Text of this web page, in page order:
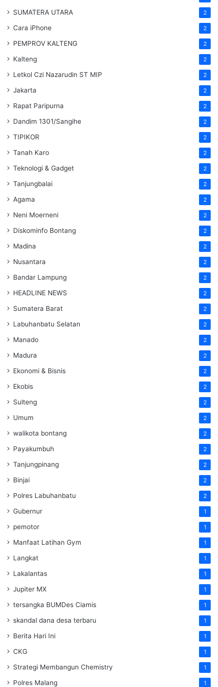
SUMATERA UTARA 2
Cara iPhone 2
PEMPROV KALTENG 2
Kalteng 2
Letkol Czi Nazarudin ST MIP 2
Jakarta 2
Rapat Paripurna 2
Dandim 1301/Sangihe 2
TIPIKOR 2
Tanah Karo 2
Teknologi & Gadget 2
Tanjungbalai 2
Agama 2
Neni Moerneni 2
Diskominfo Bontang 2
Madina 2
Nusantara 2
Bandar Lampung 2
HEADLINE NEWS 2
Sumatera Barat 2
Labuhanbatu Selatan 2
Manado 2
Madura 2
Ekonomi & Bisnis 2
Ekobis 2
Sulteng 2
Umum 2
walikota bontang 2
Payakumbuh 2
Tanjungpinang 2
Binjai 2
Polres Labuhanbatu 2
Gubernur 1
pemotor 1
Manfaat Latihan Gym 1
Langkat 1
Lakalantas 1
Jupiter MX 1
tersangka BUMDes Ciamis 1
skandal dana desa terbaru 1
Berita Hari Ini 1
CKG 1
Strategi Membangun Chemistry 1
Polres Malang 1